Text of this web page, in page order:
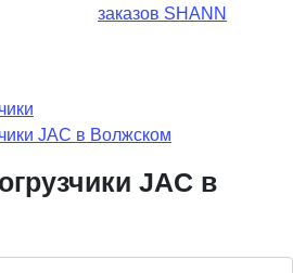
заказов SHANN
JAC в Волжском
JAC в